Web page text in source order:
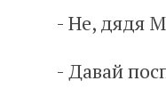
- Не, дядя
- Давай